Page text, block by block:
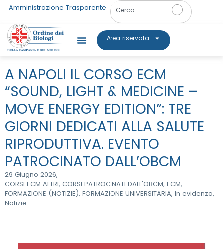
Amministrazione Trasparente
Area riservata
A NAPOLI IL CORSO ECM
“SOUND, LIGHT & MEDICINE –
MOVE ENERGY EDITION”: TRE
GIORNI DEDICATI ALLA SALUTE
RIPRODUTTIVA. EVENTO
PATROCINATO DALL’OBCM
29 Giugno 2026,
CORSI ECM ALTRI, CORSI PATROCINATI DALL'OBCM, ECM,
FORMAZIONE (NOTIZIE), FORMAZIONE UNIVERSITARIA, In evidenza,
Notizie